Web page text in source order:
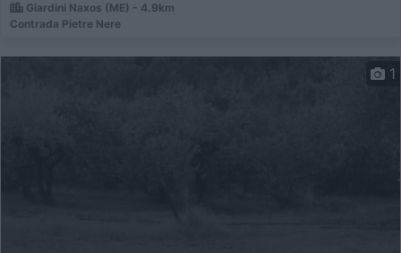
Giardini Naxos (ME) - 4.9km
Contrada Pietre Nere
1